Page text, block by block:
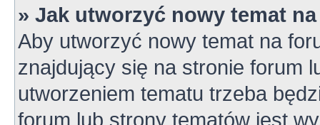
» Jak utworzyć nowy temat
Aby utworzyć nowy temat na
znajdujący się na stronie forum
utworzeniem tematu trzeba
forum lub strony tematów jest